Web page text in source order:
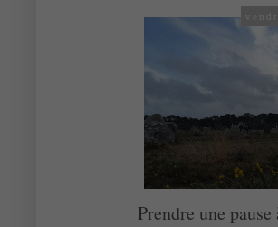
Prendre une